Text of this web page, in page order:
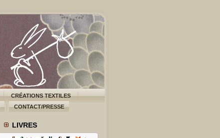
CRÉATIONS TEXTILES
CONTACT/PRESSE
LIVRES